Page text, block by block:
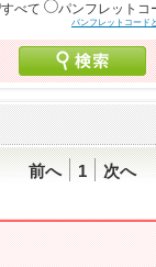
すべて パンフレットコ
パンフレットコード
前へ 1 次へ